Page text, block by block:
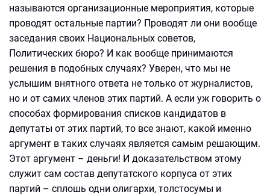
называются организационные мероприятия, которые
проводят остальные партии? Проводят ли они вообще
заседания своих Национальных советов,
Политических бюро? И как вообще принимаются
решения в подобных случаях? Уверен, что мы не
услышим внятного ответа не только от журналистов,
но и от самих членов этих партий. А если уж говорить о
способах формирования списков кандидатов в
депутаты от этих партий, то все знают, какой именно
аргумент в таких случаях является самым решающим.
Этот аргумент – деньги! И доказательством этому
служит сам состав депутатского корпуса от этих
партий – сплошь одни олигархи, толстосумы и